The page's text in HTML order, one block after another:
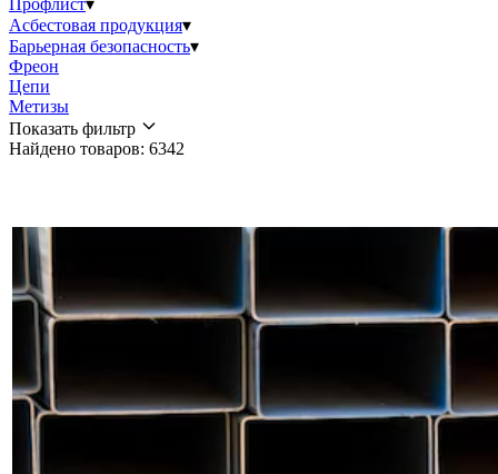
Профлист▾
Асбестовая продукция▾
Барьерная безопасность▾
Фреон
Цепи
Метизы
Показать фильтр
Найдено товаров: 6342